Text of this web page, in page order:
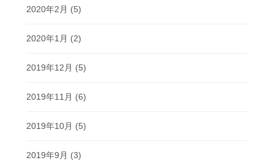
2020年2月 (5)
2020年1月 (2)
2019年12月 (5)
2019年11月 (6)
2019年10月 (5)
2019年9月 (3)